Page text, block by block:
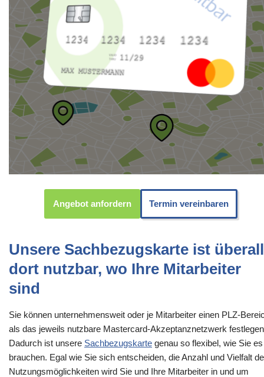
Angebot anfordern Termin vereinbaren
Unsere Sachbezugskarte ist überall
dort nutzbar, wo Ihre Mitarbeiter
sind
Sie können unternehmensweit oder je Mitarbeiter einen PLZ-
als das jeweils nutzbare Mastercard-Akzeptanznetzwerk
Dadurch ist unsere Sachbezugskarte genau so flexibel, wie Sie es
brauchen. Egal wie Sie sich entscheiden, die Anzahl und Vielfalt
Nutzungsmöglichkeiten wird Sie und Ihre Mitarbeiter in und um